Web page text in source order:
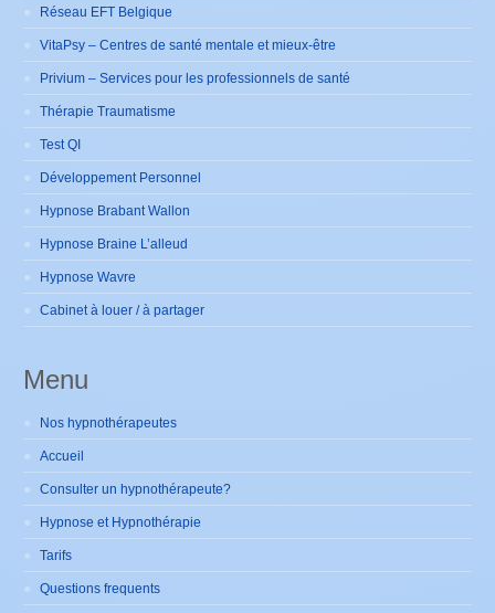
Réseau EFT Belgique
VitaPsy – Centres de santé mentale et mieux-être
Privium – Services pour les professionnels de santé
Thérapie Traumatisme
Test QI
Développement Personnel
Hypnose Brabant Wallon
Hypnose Braine L’alleud
Hypnose Wavre
Cabinet à louer / à partager
Menu
Nos hypnothérapeutes
Accueil
Consulter un hypnothérapeute?
Hypnose et Hypnothérapie
Tarifs
Questions frequents